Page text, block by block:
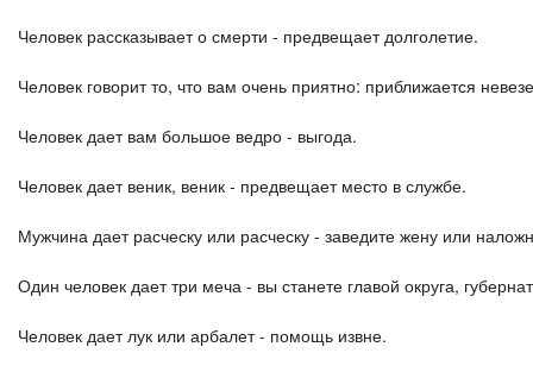
Человек рассказывает о смерти - предвещает долголетие.
Человек говорит то, что вам очень приятно: приближается
Человек дает вам большое ведро - выгода.
Человек дает веник, веник - предвещает место в службе.
Мужчина дает расческу или расческу - заведите жену или
Один человек дает три меча - вы станете главой округа,
Человек дает лук или арбалет - помощь извне.